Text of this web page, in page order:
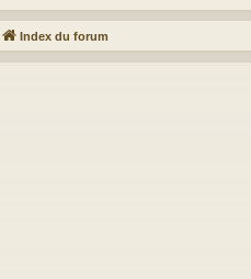
Index du forum